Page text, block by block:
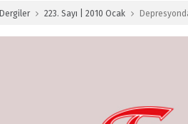
Dergiler 223. Sayı | 2010 Ocak